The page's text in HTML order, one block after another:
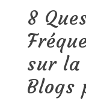
8
sur la
Blogs